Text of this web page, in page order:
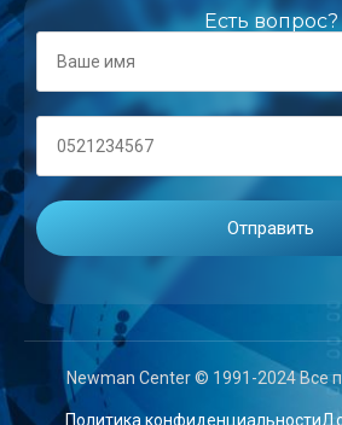
Есть вопрос?
Newman Center © 1991-2024 Все
Политика конфиденциальности